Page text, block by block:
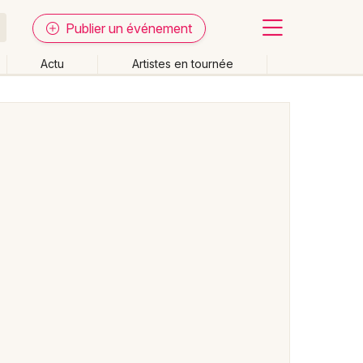
Publier un événement
Actu Artistes en tournée